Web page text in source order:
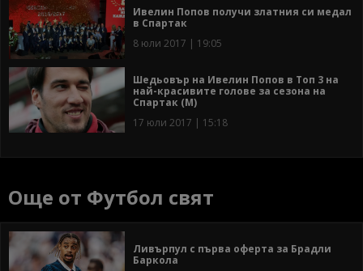
Ивелин Попов получи златния си медал
в Спартак
8 юли 2017 | 19:05
Шедьовър на Ивелин Попов в Топ 3 на
най-красивите голове за сезона на
Спартак (М)
17 юли 2017 | 15:18
Още от Футбол свят
Ливърпул с първа оферта за Брадли
Баркола